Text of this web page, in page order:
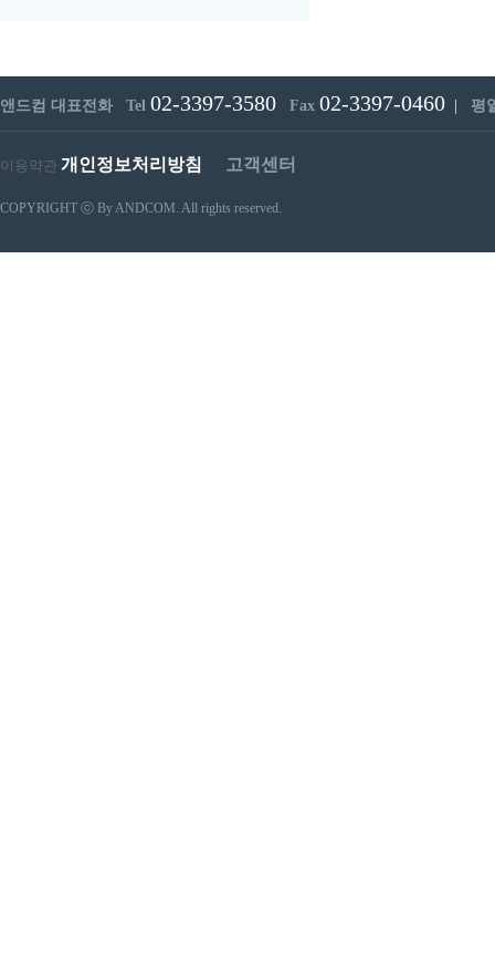
앤드컴 대표전화 Tel 02-3397-3580 Fax 02-3397-0460 평
이용약관 개인정보처리방침 고객센터
COPYRIGHT ⓒ By ANDCOM. All rights reserved.